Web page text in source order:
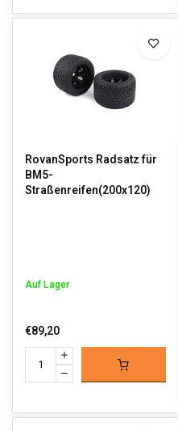
RovanSports Radsatz für
BM5-
Straßenreifen(200x120)
Auf Lager
€89,20